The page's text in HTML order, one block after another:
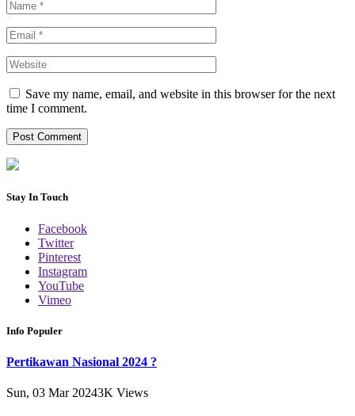
Save my name, email, and website in this browser for the next
time I comment.
Stay In Touch
Facebook
Twitter
Pinterest
Instagram
YouTube
Vimeo
Info Populer
Pertikawan Nasional 2024 ?
Sun, 03 Mar 20243K Views